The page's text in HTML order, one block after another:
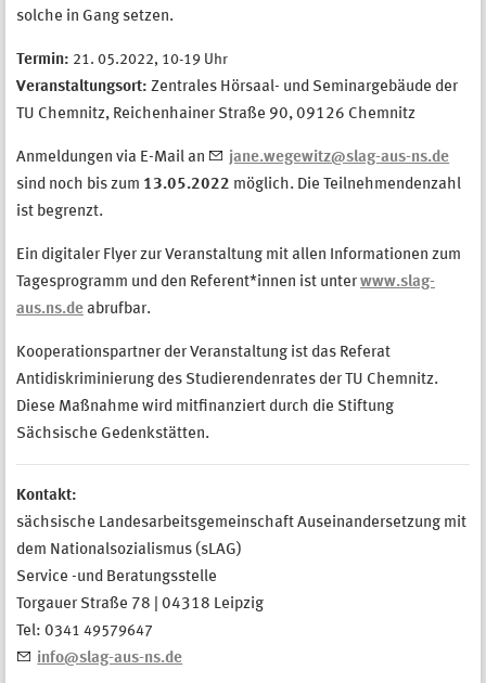
solche in Gang setzen.
Termin: 21. 05.2022, 10-19 Uhr
Veranstaltungsort: Zentrales Hörsaal- und Seminargebäude der
TU Chemnitz, Reichenhainer Straße 90, 09126 Chemnitz
Anmeldungen via E-Mail an
jane.wegewitz@slag-aus-ns.de
sind noch bis zum 13.05.2022 möglich. Die Teilnehmendenzahl
ist begrenzt.
Ein digitaler Flyer zur Veranstaltung mit allen Informationen zum
Tagesprogramm und den Referent*innen ist unter www.slag-
aus.ns.de abrufbar.
Kooperationspartner der Veranstaltung ist das Referat
Antidiskriminierung des Studierendenrates der TU Chemnitz.
Diese Maßnahme wird mitfinanziert durch die Stiftung
Sächsische Gedenkstätten.
Kontakt:
sächsische Landesarbeitsgemeinschaft Auseinandersetzung mit
dem Nationalsozialismus (sLAG)
Service -und Beratungsstelle
Torgauer Straße 78 | 04318 Leipzig
Tel: 0341 49579647
info@slag-aus-ns.de